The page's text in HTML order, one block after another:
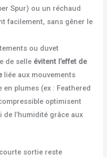
Spur) ou un réchaud
facilement, sans gêner le
ou duvet
de selle évitent l’effet de
liée aux mouvements
plumes (ex : Feathered
optimisent
de l’humidité grâce aux
sortie reste